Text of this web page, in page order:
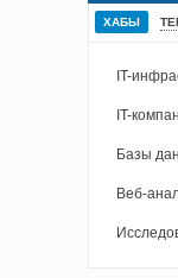
ХАБЫ
IT-
IT-
Базы
Веб-